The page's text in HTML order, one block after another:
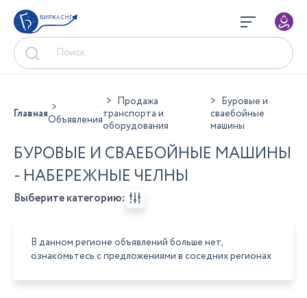
БИРЖА СНГ
ГлавнаяОбъявления
Продажа
транспорта и
оборудования
Буровые и
сваебойные
машины
БУРОВЫЕ И СВАЕБОЙНЫЕ МАШИНЫ
- НАБЕРЕЖНЫЕ ЧЕЛНЫ
Выберите категорию:
В данном регионе объявлений больше нет,
ознакомьтесь с предложениями в соседних регионах